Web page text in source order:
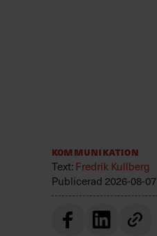
Kommunikation
Text:Fredrik Kullberg
Publicerad 2026-08-07